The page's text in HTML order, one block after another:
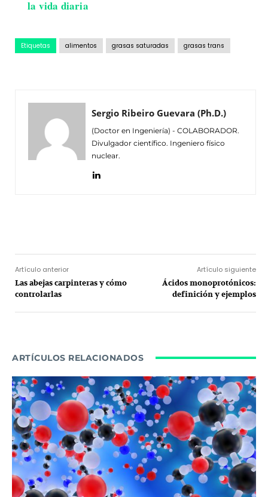
la vida diaria
Etiquetas alimentos grasas saturadas grasas trans
Sergio Ribeiro Guevara (Ph.D.)
(Doctor en Ingeniería) - COLABORADOR.
Divulgador científico. Ingeniero físico
nuclear.
Artículo anterior
Las abejas carpinteras y cómo
controlarlas
Artículo siguiente
Ácidos monoprotónicos:
definición y ejemplos
ARTÍCULOS RELACIONADOS